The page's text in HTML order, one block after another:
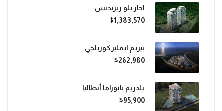
اجار بلو ريزيدنس
$1,383,570
بيزيم ايفلير كوزيلجي
$262,980
يلدريم بانوراما أنطاليا
$95,900